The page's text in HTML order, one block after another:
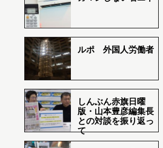
ルポ 外国人労働者
しんぶん赤旗日曜
版・山本豊彦編集長
との対談を振り返っ
て